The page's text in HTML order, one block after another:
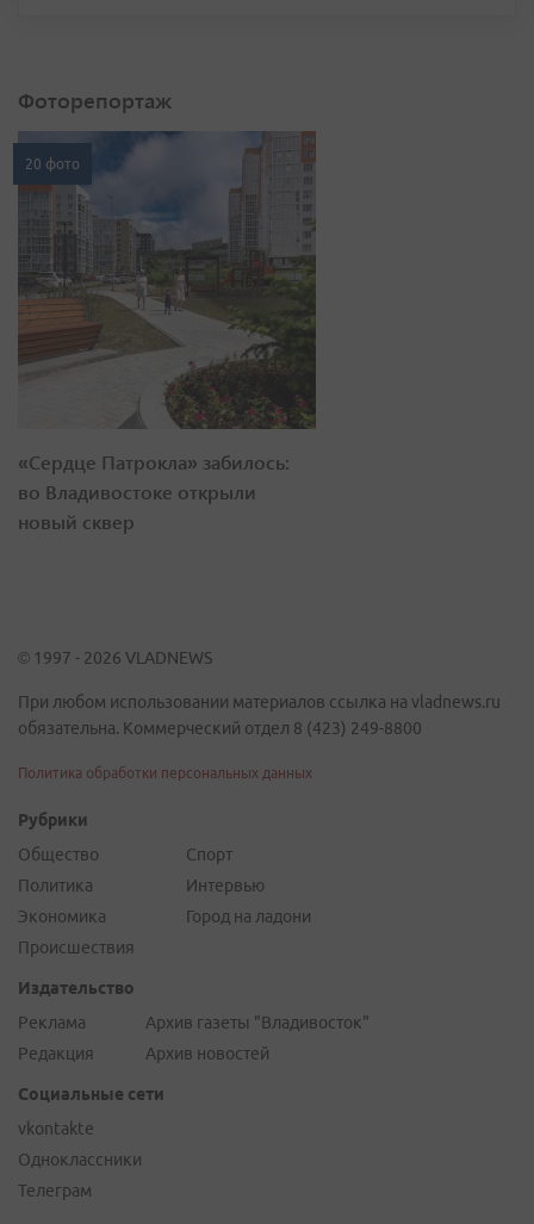
Фоторепортаж
20 фото
«Сердце Патрокла» забилось:
во Владивостоке открыли
новый сквер
© 1997 - 2026 VLADNEWS
При любом использовании материалов ссылка на vladnews.ru
обязательна. Коммерческий отдел 8 (423) 249-8800
Политика обработки персональных данных
Рубрики
Общество
Политика
Экономика
Происшествия
Спорт
Интервью
Город на ладони
Издательство
Реклама
Редакция
Архив газеты "Владивосток"
Архив новостей
Социальные сети
vkontakte
Одноклассники
Телеграм